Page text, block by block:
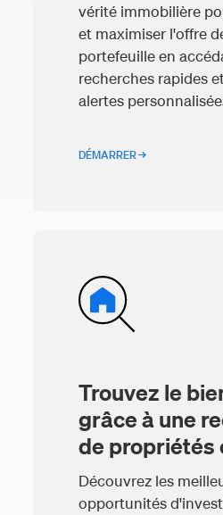
vérité immobilière
et maximiser l'offre
portefeuille en
recherches rapides
alertes
DÉMARRER →
Trouvez le
grâce à une
de propriétés
Découvrez les
opportunités